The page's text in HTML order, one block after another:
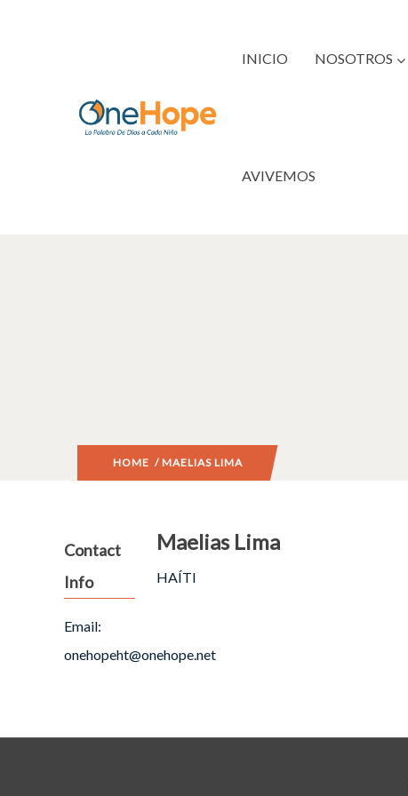
INICIO NOSOTROS
AVIVEMOS
HOME / MAELIAS LIMA
Contact
Info
Email:
onehopeht@onehope.net
Maelias Lima
HAÍTI